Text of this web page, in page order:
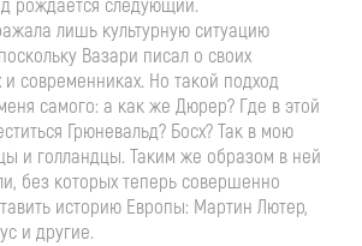
рождается следующий.
лишь культурную ситуацию
Вазари писал о своих
и современниках. Но такой подход
самого: а как же Дюрер? Где в этой
Грюневальд? Босх? Так в мою
и голландцы. Таким же образом в ней
без которых теперь совершенно
историю Европы: Мартин Лютер,
и другие.